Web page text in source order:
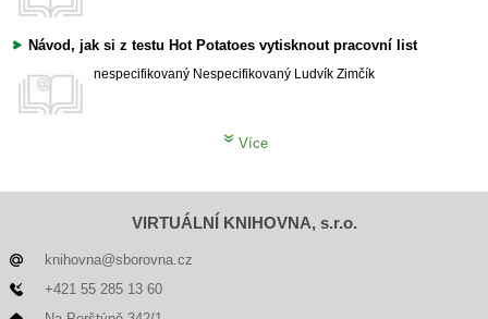
Návod, jak si z testu Hot Potatoes vytisknout pracovní list
nespecifikovaný Nespecifikovaný Ludvík Zimčík
Více
VIRTUÁLNÍ KNIHOVNA, s.r.o.
knihovna@sborovna.cz
+421 55 285 13 60